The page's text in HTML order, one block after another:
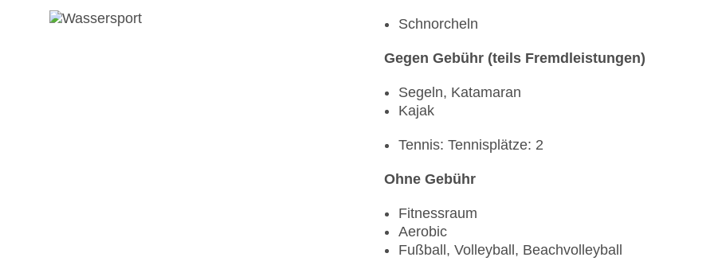
Schnorcheln
Gegen Gebühr (teils Fremdleistungen)
Segeln, Katamaran
Kajak
Tennis: Tennisplätze: 2
Ohne Gebühr
Fitnessraum
Aerobic
Fußball, Volleyball, Beachvolleyball